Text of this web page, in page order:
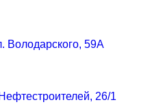
Володарского, 59А
26/1